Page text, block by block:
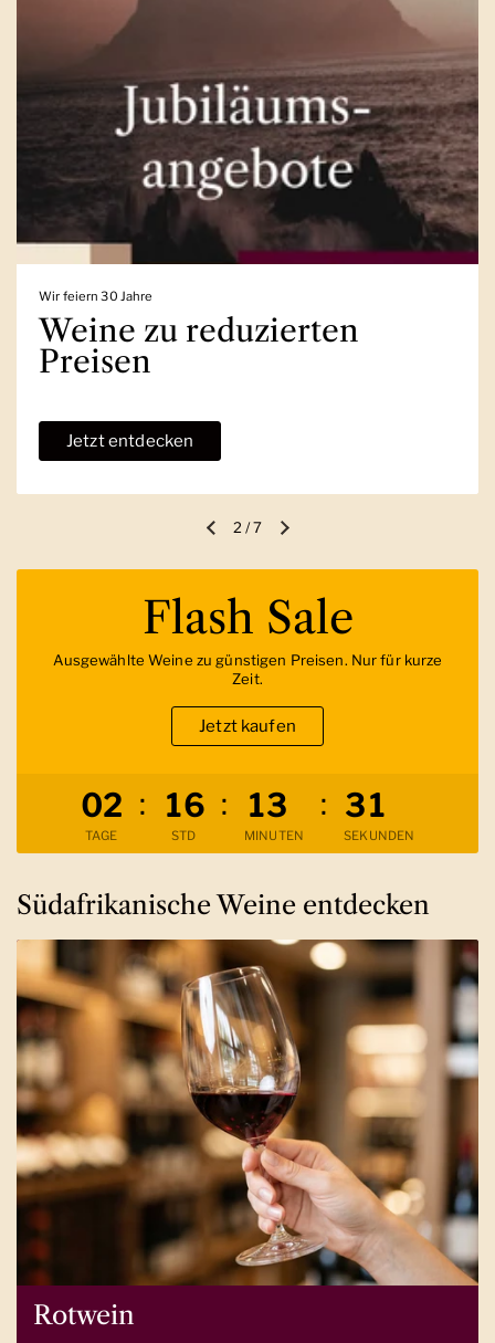
Wir feiern 30 Jahre
Weine zu reduzierten
Preisen
Jetzt entdecken
Vorherige FolieNächste Folie
2 /7
Verbleibende Zeit
02
TAGE
: 16
STD
: 13
MINUTEN
: 30
SEKUNDEN
Flash Sale
Ausgewählte Weine zu günstigen Preisen. Nur für kurze
Zeit.
Jetzt kaufen
Südafrikanische Weine entdecken
Rotwein